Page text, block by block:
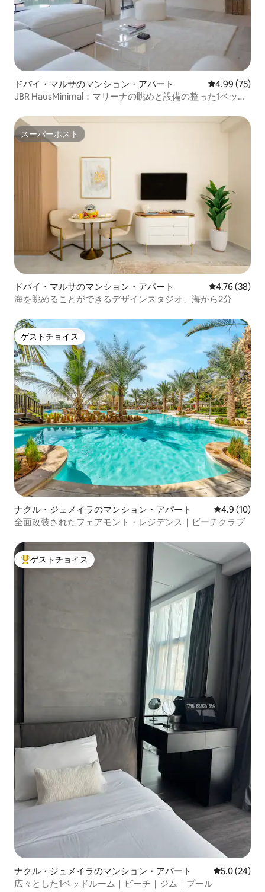
ドバイ・マルサのマンション・アパート レビュー75
4.99 (75)
JBR HausMinimal：マリーナの眺めと設備の整った1ベッド
スーパーホスト
スーパーホスト
ドバイ・マルサのマンション・アパート レビュー38
4.76 (38)
海を眺めることができるデザインスタジオ、海から2分
ゲストチョイス
ゲストチョイス
ナクル・ジュメイラのマンション・アパート レビュー10
4.9 (10)
全面改装されたフェアモント・レジデンス｜ビーチクラブ
大好評のゲストチョイスです。
ゲストチョイス
ナクル・ジュメイラのマンション・アパート レビュー24
5.0 (24)
広々とした1ベッドルーム｜ビーチ｜ジム｜プール